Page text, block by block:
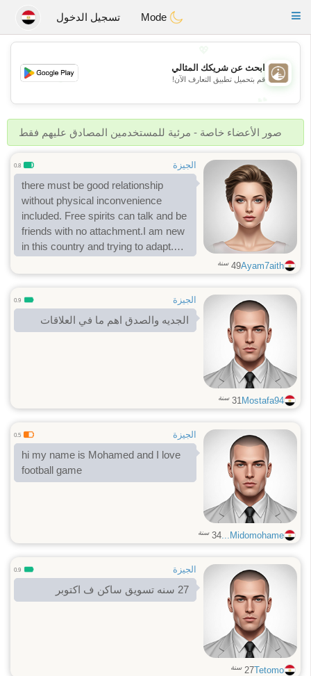
Bahebik
Toggle
تسجيل الدخول
💖
💕
ابحث عن شريكك المثالي
قم بتحميل تطبيق التعارف الآن!
صور الأعضاء خاصة - مرئية للمستخدمين المصادق عليهم فقط
الجيزة 0.8
there must be good relationship
without physical inconvenience
included. Free spirits can talk and be
friends with no attachment.I am new
in this country and trying to adapt.
friends.
Ayam7aith
49 سنة
الجيزة 0.9
الجديه والصدق اهم ما في العلاقات
Mostafa94
31 سنة
الجيزة 0.5
hi my name is Mohamed and I love
football game
Midomohame...
34 سنة
الجيزة 0.9
27 سنه تسويق ساكن ف اكتوبر
Tetomo
27 سنة